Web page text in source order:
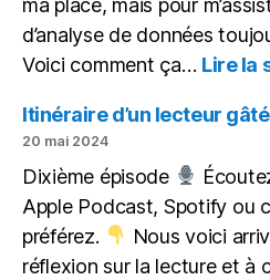
d’analyse de données
Voici comment ça… Lire la
Itinéraire d’un lecteur
20 mai 2024
Dixième épisode
Apple Podcast, Spotify ou
préférez.
Nous voici
réflexion sur la lecture et à